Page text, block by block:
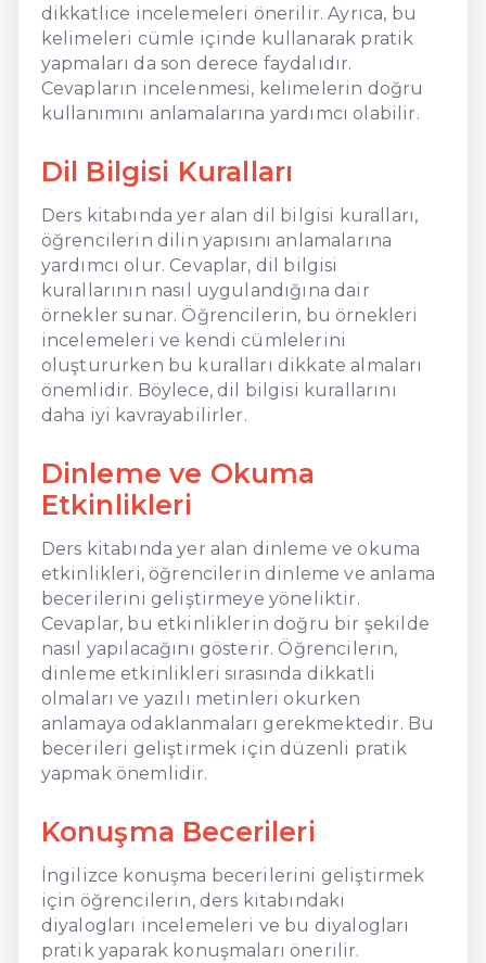
dikkatlice incelemeleri önerilir. Ayrıca, bu
kelimeleri cümle içinde kullanarak pratik
yapmaları da son derece faydalıdır.
Cevapların incelenmesi, kelimelerin doğru
kullanımını anlamalarına yardımcı olabilir.
Dil Bilgisi Kuralları
Ders kitabında yer alan dil bilgisi kuralları,
öğrencilerin dilin yapısını anlamalarına
yardımcı olur. Cevaplar, dil bilgisi
kurallarının nasıl uygulandığına dair
örnekler sunar. Öğrencilerin, bu örnekleri
incelemeleri ve kendi cümlelerini
oluştururken bu kuralları dikkate almaları
önemlidir. Böylece, dil bilgisi kurallarını
daha iyi kavrayabilirler.
Dinleme ve Okuma
Etkinlikleri
Ders kitabında yer alan dinleme ve okuma
etkinlikleri, öğrencilerin dinleme ve anlama
becerilerini geliştirmeye yöneliktir.
Cevaplar, bu etkinliklerin doğru bir şekilde
nasıl yapılacağını gösterir. Öğrencilerin,
dinleme etkinlikleri sırasında dikkatli
olmaları ve yazılı metinleri okurken
anlamaya odaklanmaları gerekmektedir. Bu
becerileri geliştirmek için düzenli pratik
yapmak önemlidir.
Konuşma Becerileri
İngilizce konuşma becerilerini geliştirmek
için öğrencilerin, ders kitabındaki
diyalogları incelemeleri ve bu diyalogları
pratik yaparak konuşmaları önerilir.